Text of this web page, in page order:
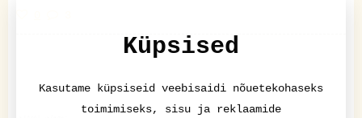
Küpsised
Kasutame küpsiseid veebisaidi nõuetekohaseks
toimimiseks, sisu ja reklaamide